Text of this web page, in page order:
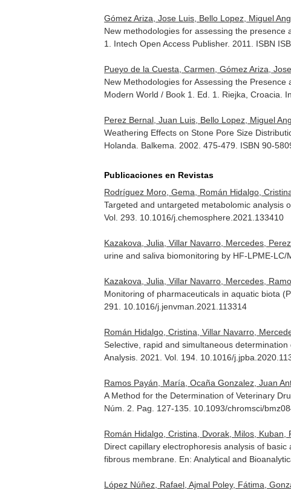
Gómez Ariza, Jose Luis, Bello Lopez, Miguel
New methodologies for assessing the presence
1
. Intech Open Access Publisher. 2011. ISBN
Pueyo de la Cuesta, Carmen, Gómez Ariza,
New Methodologies for Assessing the
Modern World / Book 1
. Ed. 1. Riejka, Croacia.
Perez Bernal, Juan Luis, Bello Lopez, Miguel
Weathering Effects on Stone Pore Size
Holanda. Balkema. 2002. 475-479. ISBN 90-
Publicaciones en Revistas
Rodríguez Moro, Gema, Román Hidalgo,
Targeted and untargeted metabolomic analysis
Vol. 293. 10.1016/j.chemosphere.2021.133410
Kazakova, Julia, Villar Navarro, Mercedes,
urine and saliva biomonitoring by HF-LPME-LC/
Kazakova, Julia, Villar Navarro, Mercedes,
Monitoring of pharmaceuticals in aquatic biota
291. 10.1016/j.jenvman.2021.113314
Román Hidalgo, Cristina, Villar Navarro,
Selective, rapid and simultaneous
Analysis . 2021. Vol. 194. 10.1016/
Ramos Payán, María, Ocaña Gonzalez, Juan
A Method for the Determination of Veterinary
Núm. 2. Pag. 127-135. 10.1093/chromsci/
Román Hidalgo, Cristina, Dvorak, Milos,
Direct capillary electrophoresis analysis of
fibrous membrane. En: Analytical and
López Núñez, Rafael, Ajmal Poley, Fátima,